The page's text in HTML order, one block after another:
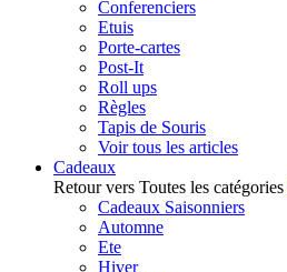
Conferenciers
Etuis
Porte-cartes
Post-It
Roll ups
Règles
Tapis de Souris
Voir tous les articles
Cadeaux
Retour vers Toutes les catégories
Cadeaux Saisonniers
Automne
Ete
Hiver